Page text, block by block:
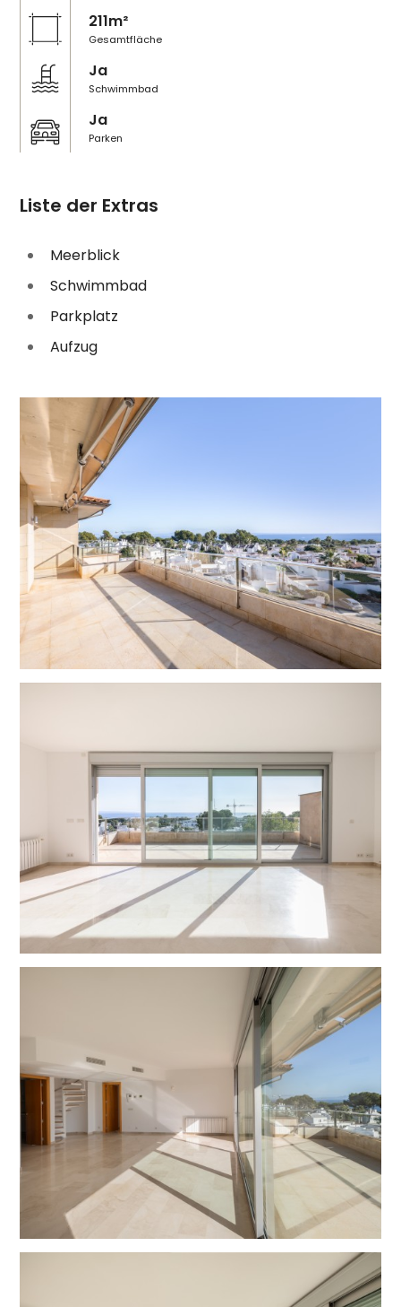
211m²
Gesamtfläche
Ja
Schwimmbad
Ja
Parken
Liste der Extras
Meerblick
Schwimmbad
Parkplatz
Aufzug